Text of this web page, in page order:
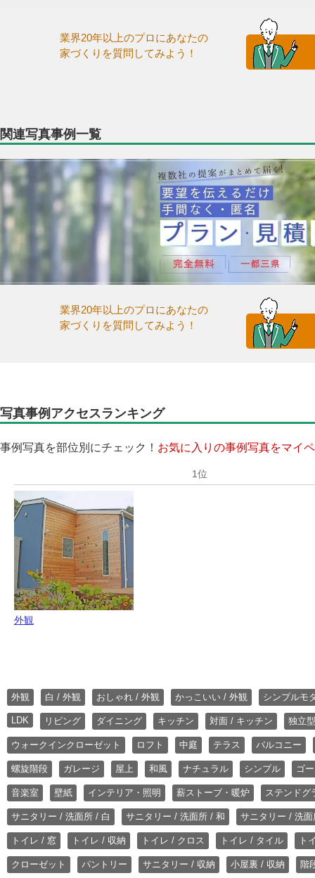
業界20年以上のプロにあなたの
家づくりを質問してみよう！
関連写真事例一覧
業界20年以上のプロにあなたの
家づくりを質問してみよう！
写真事例アクセスランキング
事例写真を部位別にチェック！ お気に入りの事例写真をマイ
外観
外観 白 / 外観 おしゃれ / 外観 かっこいい / 外観 シンプルモ
LDK リビング ダイニング キッチン 対面 / キッチン 独立
ウォークインクローゼット ロフト 中庭 テラス バルコニー
螺旋階段 ガレージ 屋上 和風 ナチュラル シンプル ゴ
音楽室 壁紙 インテリア・照明 薪ストーブ・暖炉 ステンドグ
サニタリー / 洗面所 / 白 サニタリー / 洗面所 / 和 サニタリー / 洗
トイレ / 窓 トイレ / 収納 トイレ / クロス トイレ / タイル ト
クローゼット パントリー サニタリー / 収納 小屋裏 / 収納 階